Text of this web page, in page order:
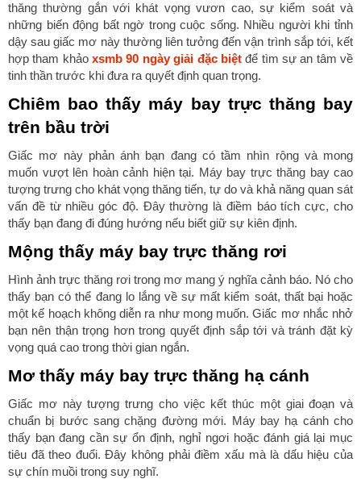
thăng thường gắn với khát vọng vươn cao, sự kiểm soát và
những biến động bất ngờ trong cuộc sống. Nhiều người khi tỉnh
dậy sau giấc mơ này thường liên tưởng đến vận trình sắp tới, kết
hợp tham khảoxsmb 90 ngày giải đặc biệtđể tìm sự an tâm về
tinh thần trước khi đưa ra quyết định quan trọng.
Chiêm bao thấy máy bay trực thăng bay
trên bầu trời
Giấc mơ này phản ánh bạn đang có tầm nhìn rộng và mong
muốn vượt lên hoàn cảnh hiện tại. Máy bay trực thăng bay cao
tượng trưng cho khát vọng thăng tiến, tự do và khả năng quan sát
vấn đề từ nhiều góc độ. Đây thường là điềm báo tích cực, cho
thấy bạn đang đi đúng hướng nếu biết giữ sự kiên định.
Mộng thấy máy bay trực thăng rơi
Hình ảnh trực thăng rơi trong mơ mang ý nghĩa cảnh báo. Nó cho
thấy bạn có thể đang lo lắng về sự mất kiểm soát, thất bại hoặc
một kế hoạch không diễn ra như mong muốn. Giấc mơ nhắc nhở
bạn nên thận trọng hơn trong quyết định sắp tới và tránh đặt kỳ
vọng quá cao trong thời gian ngắn.
Mơ thấy máy bay trực thăng hạ cánh
Giấc mơ này tượng trưng cho việc kết thúc một giai đoạn và
chuẩn bị bước sang chặng đường mới. Máy bay hạ cánh cho
thấy bạn đang cần sự ổn định, nghỉ ngơi hoặc đánh giá lại mục
tiêu đã theo đuổi. Đây không phải điềm xấu mà là dấu hiệu của
sự chín muồi trong suy nghĩ.